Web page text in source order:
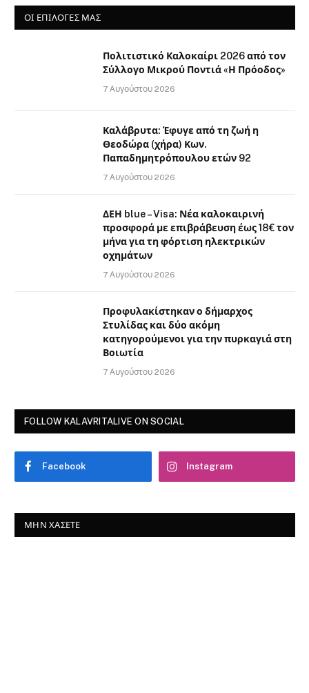
ΟΙ ΕΠΙΛΟΓΈΣ ΜΑΣ
Πολιτιστικό Καλοκαίρι 2026 από τον
Σύλλογο Μικρού Ποντιά «Η Πρόοδος»
7 Αυγούστου 2026
Καλάβρυτα: Έφυγε από τη ζωή η
Θεοδώρα (χήρα) Κων.
Παπαδημητρόπουλου ετών 92
7 Αυγούστου 2026
ΔΕΗ blue – Visa: Νέα καλοκαιρινή
προσφορά με επιβράβευση έως 18€ τον
μήνα για τη φόρτιση ηλεκτρικών
οχημάτων
7 Αυγούστου 2026
Προφυλακίστηκαν ο δήμαρχος
Στυλίδας και δύο ακόμη
κατηγορούμενοι για την πυρκαγιά στη
Βοιωτία
7 Αυγούστου 2026
FOLLOW KALAVRITALIVE ON SOCIAL
Facebook Instagram
ΜΗΝ ΧΆΣΕΤΕ